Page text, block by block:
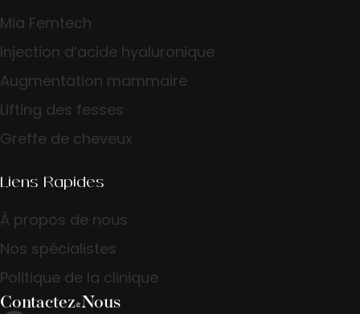
Mia Femtech
Injection d’acide hyaluronique
Augmentation mammaire
Lifting des fesses
Greffe de cheveux
Liens Rapides
À propos de nous
Nos spécialistes
Politique de la clinique
Contactez-Nous